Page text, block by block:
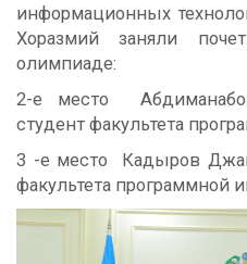
информационных
Хоразмий заняли
олимпиаде:
2-е место
студент факультета
3 -е место Кадыров
факультета программной